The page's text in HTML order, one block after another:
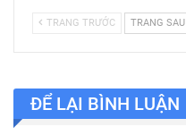
TRANG TRƯỚC TRANG SAU
ĐỂ LẠI BÌNH LUẬN